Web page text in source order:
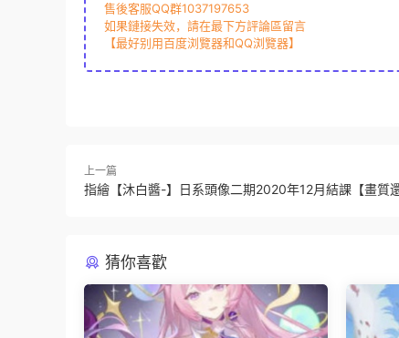
售後客服QQ群1037197653
如果鏈接失效，請在最下方評論區留言
【最好别用百度浏覽器和QQ浏覽器】
上一篇
指繪【沐白醬-】日系頭像二期2020年12月結課【畫質還
猜你喜歡